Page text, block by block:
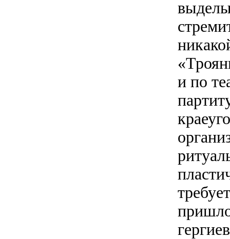
и по